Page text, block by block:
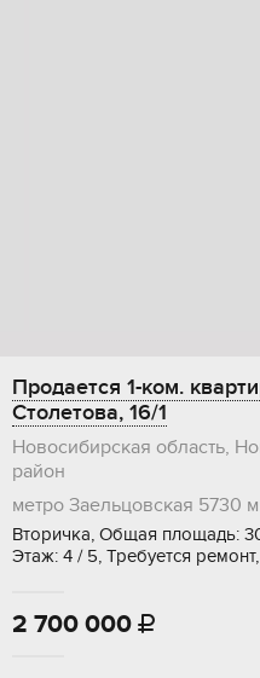
Продается 1-ком.
Столетова, 16/1
Новосибирская область,
район
метро Заельцовская 5730 м
Вторичка, Общая площадь:
Этаж: 4 / 5, Требуется
2 700 000 